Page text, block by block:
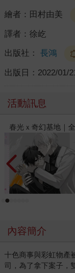
繪者： 田村由美
譯者： 徐屹
出版社： 長鴻
出版日： 2022/01/
活動訊息
閱讀漫遊錄-
內容簡介
十色商事與彩虹物產
司，為了拿下案子，